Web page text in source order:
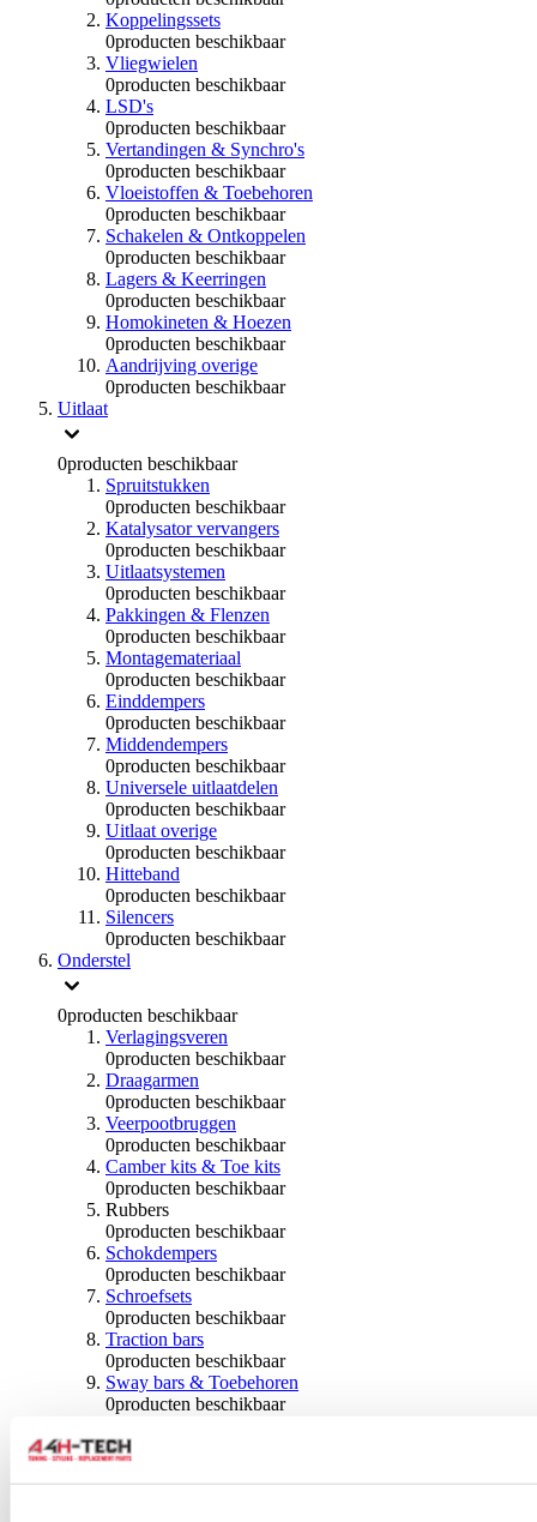
Koppelingssets
0producten beschikbaar
Vliegwielen
0producten beschikbaar
LSD's
0producten beschikbaar
Vertandingen & Synchro's
0producten beschikbaar
Vloeistoffen & Toebehoren
0producten beschikbaar
Schakelen & Ontkoppelen
0producten beschikbaar
Lagers & Keerringen
0producten beschikbaar
Homokineten & Hoezen
0producten beschikbaar
Aandrijving overige
0producten beschikbaar
Uitlaat
0producten beschikbaar
Spruitstukken
0producten beschikbaar
Katalysator vervangers
0producten beschikbaar
Uitlaatsystemen
0producten beschikbaar
Pakkingen & Flenzen
0producten beschikbaar
Montagemateriaal
0producten beschikbaar
Einddempers
0producten beschikbaar
Middendempers
0producten beschikbaar
Universele uitlaatdelen
0producten beschikbaar
Uitlaat overige
0producten beschikbaar
Hitteband
0producten beschikbaar
Silencers
0producten beschikbaar
Onderstel
0producten beschikbaar
Verlagingsveren
0producten beschikbaar
Draagarmen
0producten beschikbaar
Veerpootbruggen
0producten beschikbaar
Camber kits & Toe kits
0producten beschikbaar
Rubbers
0producten beschikbaar
Schokdempers
0producten beschikbaar
Schroefsets
0producten beschikbaar
Traction bars
0producten beschikbaar
Sway bars & Toebehoren
0producten beschikbaar
0producten beschikbaar
Wiellagers & Naven
0producten beschikbaar